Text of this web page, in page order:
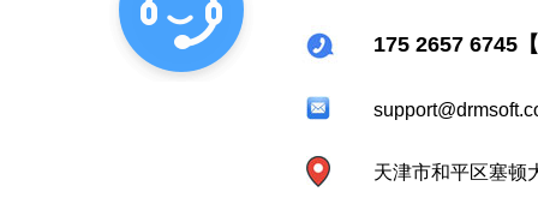
175 2657 6745
天津市和平区塞顿